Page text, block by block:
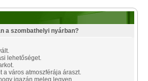
a szombathelyi nyárban?
lehetőséget.
a város atmoszférája áraszt.